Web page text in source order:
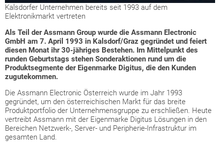
Kalsdorfer Unternehmen bereits seit 1993 auf dem
Elektronikmarkt vertreten
Als Teil der Assmann Group wurde die Assmann Electronic
GmbH am 7. April 1993 in Kalsdorf/Graz gegründet und feiert
diesen Monat ihr 30-jähriges Bestehen. Im Mittelpunkt des
runden Geburtstags stehen Sonderaktionen rund um die
Produktsegmente der Eigenmarke Digitus, die den Kunden
zugutekommen.
Die Assmann Electronic Österreich wurde im Jahr 1993
gegründet, um den österreichischen Markt für das breite
Produktportfolio der Unternehmensgruppe zu erschließen. Heute
vertreibt Assmann mit der Eigenmarke Digitus Lösungen in den
Bereichen Netzwerk-, Server- und Peripherie-Infrastruktur im
gesamten Land.